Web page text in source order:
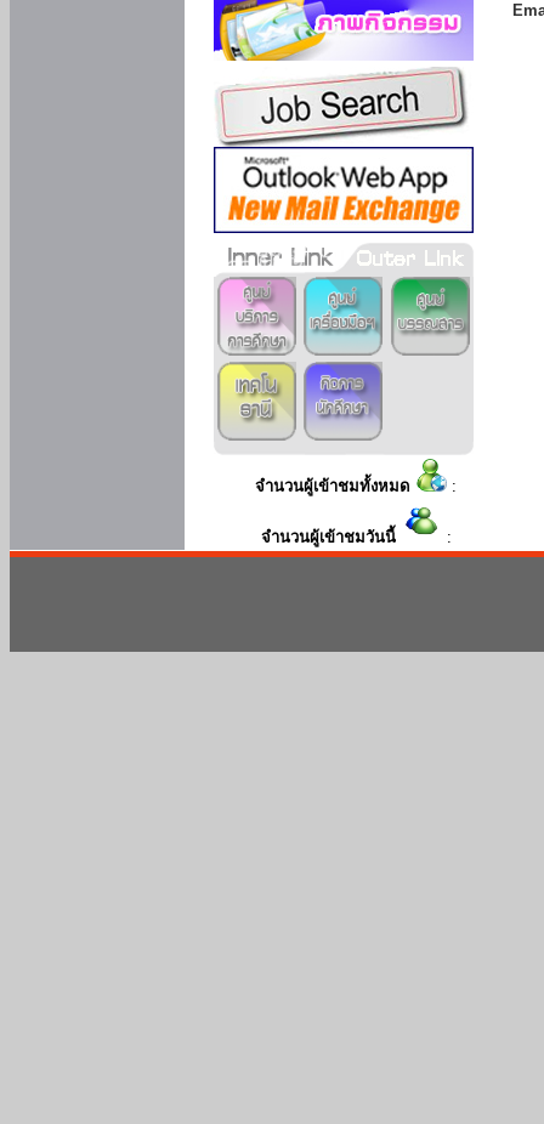
จำนวนผู้เข้าชมทั้งหมด :
จำนวนผู้เข้าชมวันนี้ :